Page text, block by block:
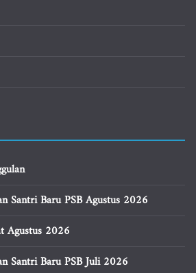
Santri Baru PSB Agustus 2026
Agustus 2026
Santri Baru PSB Juli 2026